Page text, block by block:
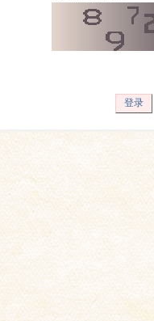
登录